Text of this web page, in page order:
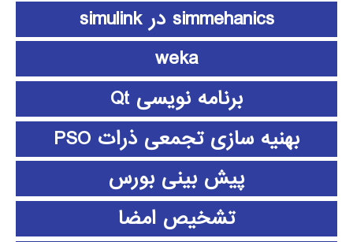
simmehanics در simulink
weka
برنامه نویسی Qt
بهنیه سازی تجمعی ذرات PSO
پیش بینی بورس
تشخیص امضا